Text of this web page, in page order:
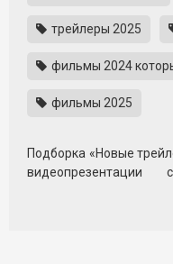
трейлеры 2025
фильмы 2024
фильмы 2025
Подборка «Новые
ближайших лет.